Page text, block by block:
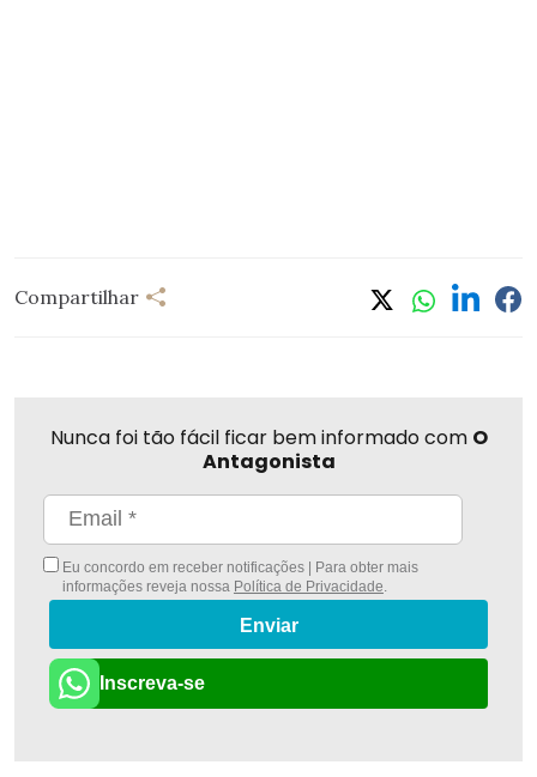
Compartilhar
Nunca foi tão fácil ficar bem informado com O
Antagonista
Eu concordo em receber notificações | Para obter mais
informações reveja nossa Política de Privacidade
Enviar
Inscreva-se